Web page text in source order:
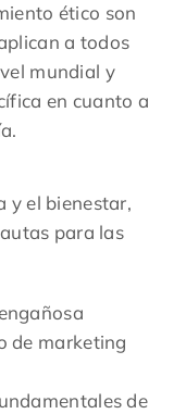
ético son
a todos
mundial y
en cuanto a
y el bienestar,
para las
de marketing
de